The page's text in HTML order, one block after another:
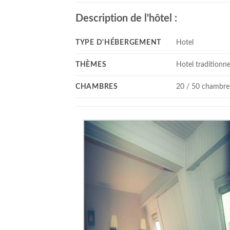
Description de l'hôtel :
TYPE D'HÉBERGEMENT Hotel
THÈMES Hotel
CHAMBRES 20 / 50